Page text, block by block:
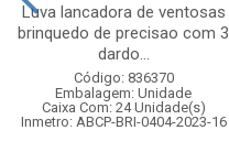
Luva lancadora de ventosas
brinquedo de precisao com 3
dardo...
Código: 836370
Embalagem: Unidade
Caixa Com: 24 Unidade(s)
Inmetro: ABCP-BRI-0404-2023-16